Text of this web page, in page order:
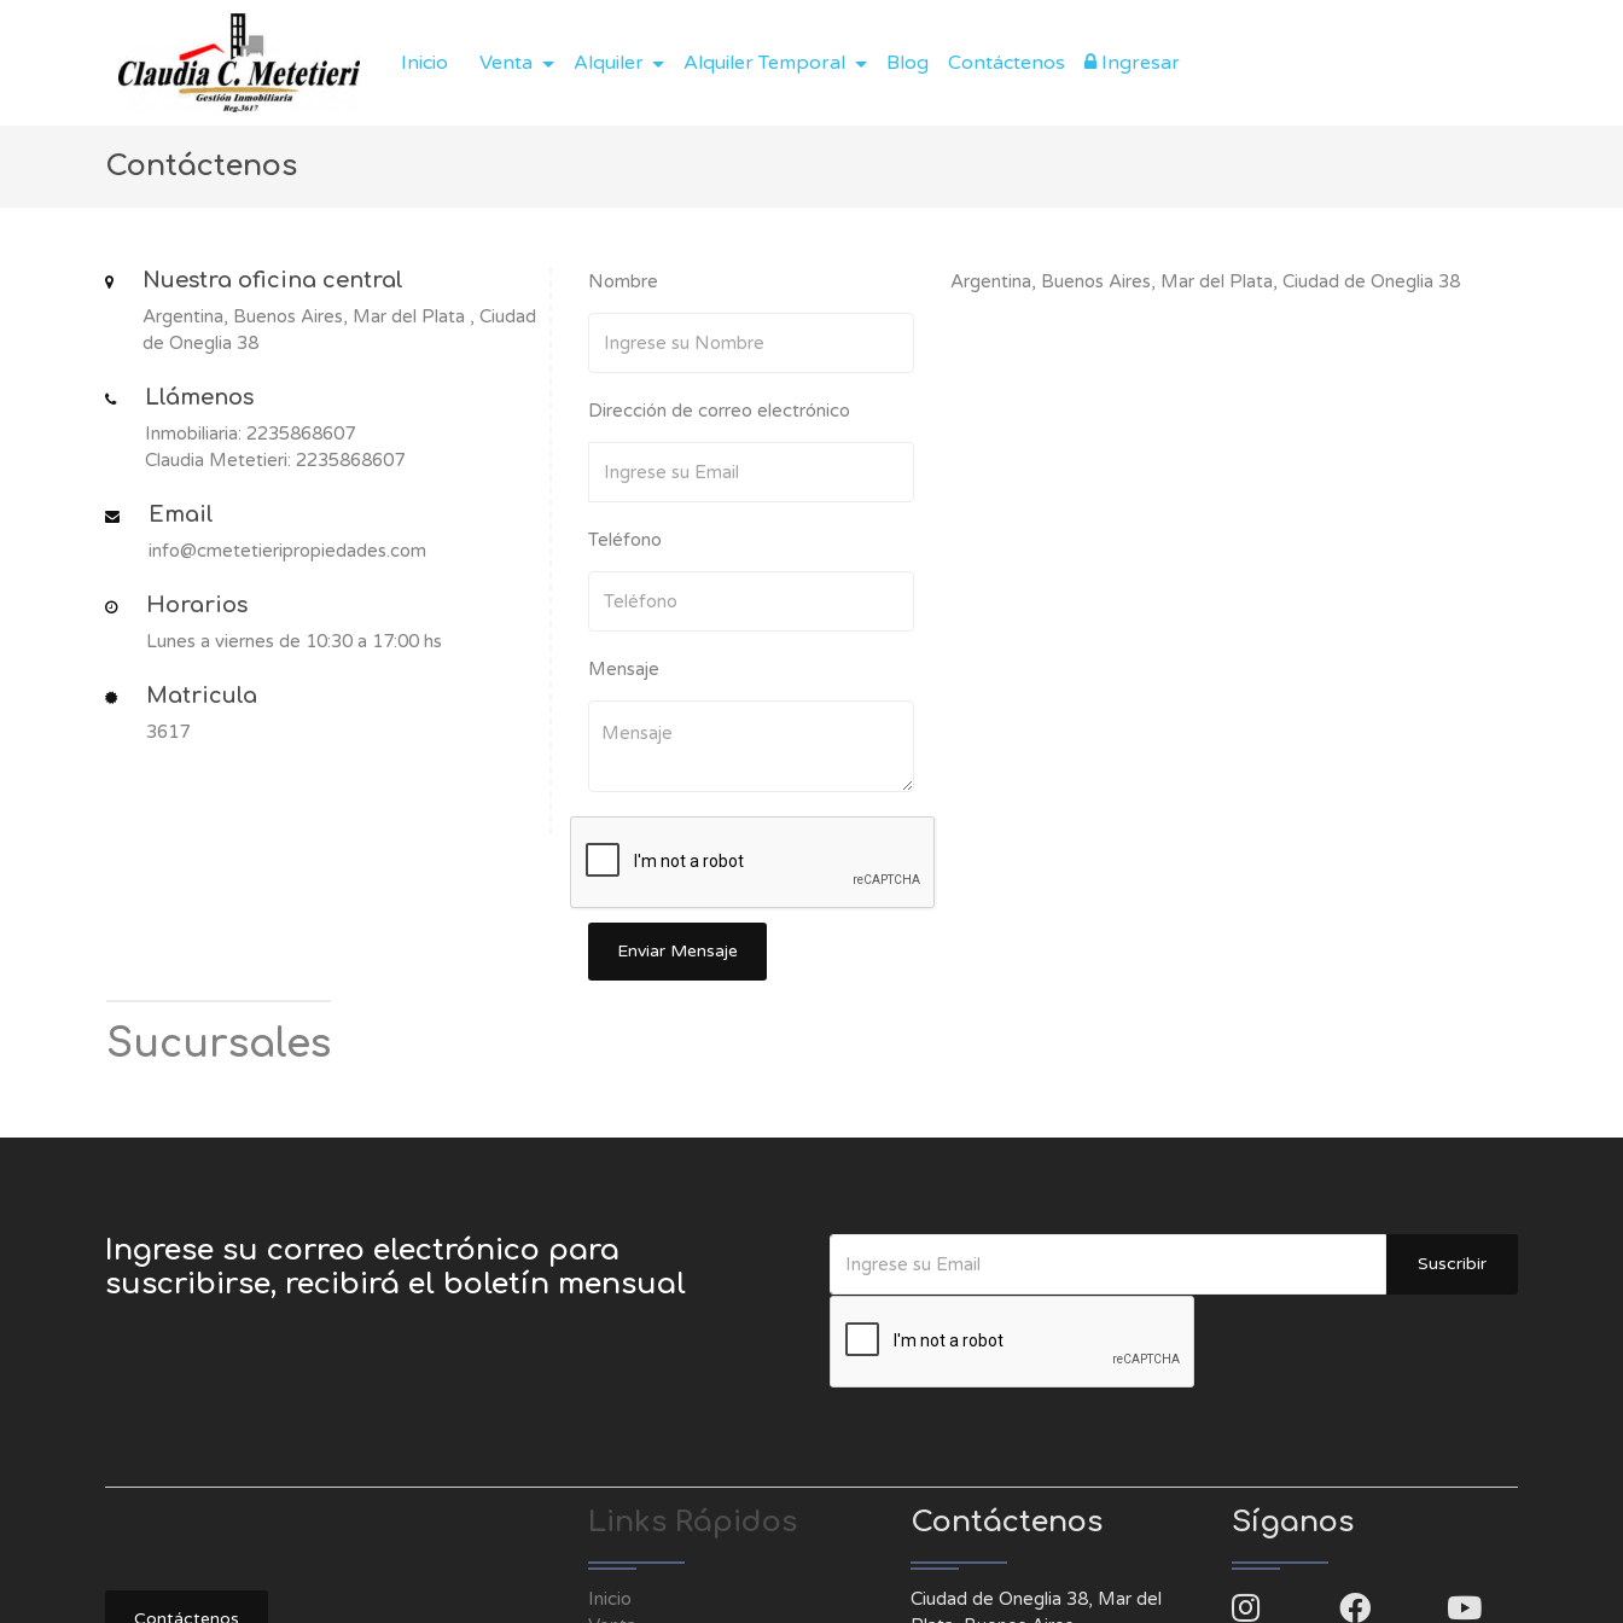
Inicio Venta Alquiler Alquiler Temporal Blog Contáctenos Ingresar
Contáctenos
Nuestra oficina central
Argentina, Buenos Aires, Mar del Plata , Ciudad
de Oneglia 38
Llámenos
Inmobiliaria: 2235868607
Claudia Metetieri: 2235868607
Email
info@cmetetieripropiedades.com
Horarios
Lunes a viernes de 10:30 a 17:00 hs
Matricula
3617
Nombre
Dirección de correo electrónico
Teléfono
Mensaje
Enviar Mensaje
Argentina, Buenos Aires, Mar del Plata, Ciudad de Oneglia 38
Sucursales
Ingrese su correo electrónico para
suscribirse, recibirá el boletín mensual
Suscribir
Contáctenos
Links Rápidos
Inicio
Contáctenos
Ciudad de Oneglia 38, Mar del
Síganos